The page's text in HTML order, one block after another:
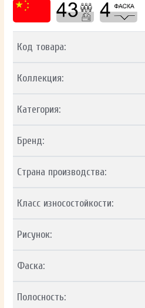
Код товара:
Коллекция:
Категория:
Бренд:
Страна производства:
Класс износостойкости:
Рисунок:
Фаска:
Полосность: